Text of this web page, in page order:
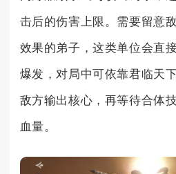
击后的伤害上限。需要留意
效果的弟子，这类单位会直
爆发，对局中可依靠君临天
敌方输出核心，再等待合体
血量。